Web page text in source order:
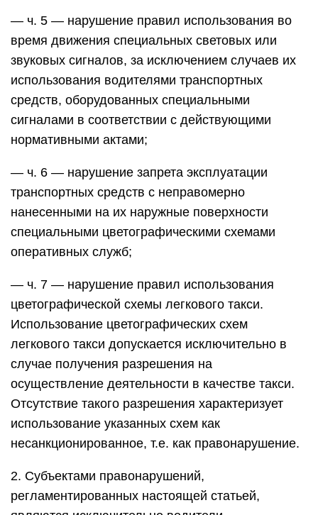
— ч. 5 — нарушение правил использования во
время движения специальных световых или
звуковых сигналов, за исключением случаев их
использования водителями транспортных
средств, оборудованных специальными
сигналами в соответствии с действующими
нормативными актами;
— ч. 6 — нарушение запрета эксплуатации
транспортных средств с неправомерно
нанесенными на их наружные поверхности
специальными цветографическими схемами
оперативных служб;
— ч. 7 — нарушение правил использования
цветографической схемы легкового такси.
Использование цветографических схем
легкового такси допускается исключительно в
случае получения разрешения на
осуществление деятельности в качестве такси.
Отсутствие такого разрешения характеризует
использование указанных схем как
несанкционированное, т.е. как правонарушение.
2. Субъектами правонарушений,
регламентированных настоящей статьей,